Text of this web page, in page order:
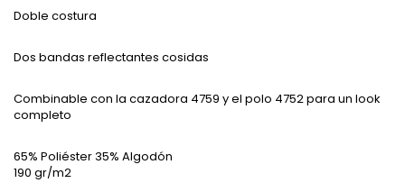
Doble costura
Dos bandas reflectantes cosidas
Combinable con la cazadora 4759 y el polo 4752 para un look
completo
65% Poliéster 35% Algodón
190 gr/m2